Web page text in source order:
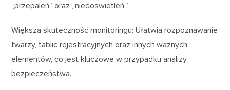
„przepaleń” oraz „niedoswietleń.”
Większa skuteczność monitoringu: Ułatwia rozpoznawanie
twarzy, tablic rejestracyjnych oraz innych ważnych
elementów, co jest kluczowe w przypadku analizy
bezpieczeństwa.